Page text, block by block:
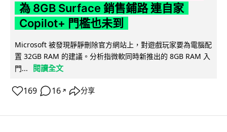
為 8GB Surface 銷售鋪路 連自家
Copilot+ 門檻也未到
Microsoft 被發現靜靜刪除官方網站上，對遊戲玩家要為電腦配
置 32GB RAM 的建議。分析指微軟同時新推出的 8GB RAM 入
門...
閱讀全文
169 16 ↗ 分享